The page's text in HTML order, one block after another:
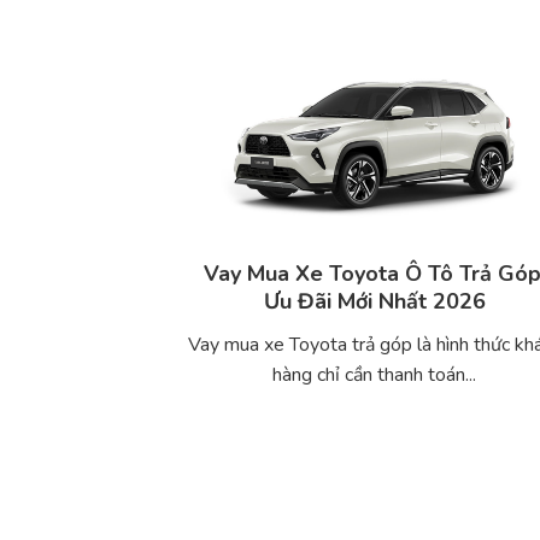
Vay Mua Xe Toyota Ô Tô Trả
Ưu Đãi Mới Nhất 2026
Vay mua xe Toyota trả góp là hình thức
hàng chỉ cần thanh toán...